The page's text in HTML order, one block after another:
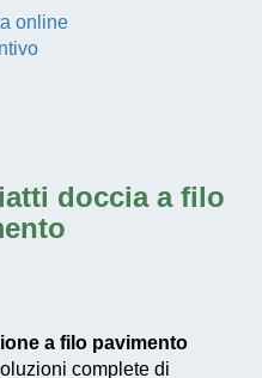
doccia a filo
a filo pavimento
complete di